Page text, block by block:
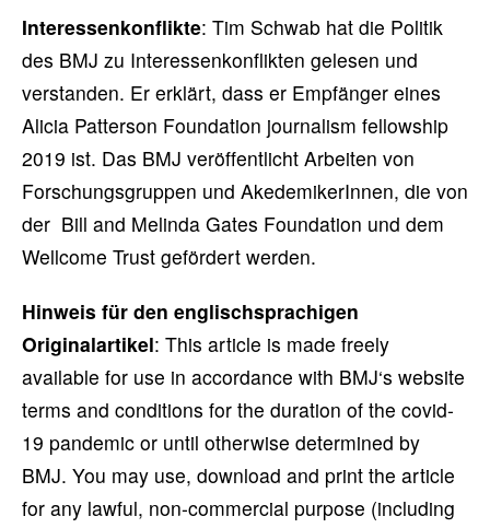
Interessenkonflikte: Tim Schwab hat die Politik
des BMJ zu Interessenkonflikten gelesen und
verstanden. Er erklärt, dass er Empfänger eines
Alicia Patterson Foundation journalism fellowship
2019 ist. Das BMJ veröffentlicht Arbeiten von
Forschungsgruppen und AkedemikerInnen, die von
der Bill and Melinda Gates Foundation und dem
Wellcome Trust gefördert werden.
Hinweis für den englischsprachigen
Originalartikel: This article is made freely
available for use in accordance with BMJ‘s website
terms and conditions for the duration of the covid-
19 pandemic or until otherwise determined by
BMJ. You may use, download and print the article
for any lawful, non-commercial purpose (including